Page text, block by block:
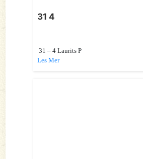
31 4
31 – 4 Laurits P
Les Mer